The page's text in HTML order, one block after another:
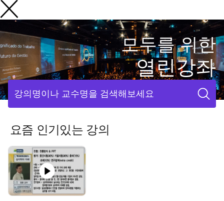
모두를 위한
열린강좌
강의명이나 교수명을 검색해보세요
요즘 인기있는 강의